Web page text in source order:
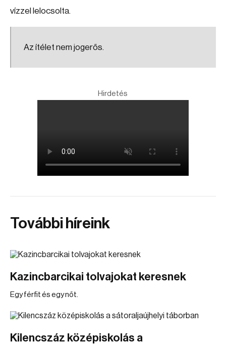
vízzel lelocsolta.
Az ítélet nem jogerős.
Hirdetés
További híreink
Kazincbarcikai tolvajokat keresnek
Egy férfit és egy nőt.
Kilencszáz középiskolás a